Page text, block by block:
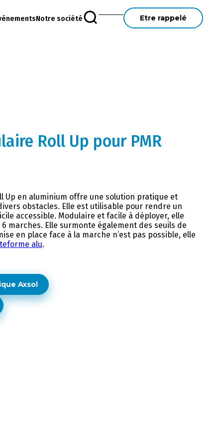
Notre société Etre rappelé
Roll Up pour PMR
Up en aluminium offre une solution pratique et
obstacles. Elle est utilisable pour rendre un
accessible. Modulaire et facile à déployer, elle
marches. Elle surmonte également des seuils de
en place face à la marche n’est pas possible, elle
alu.
Axsol